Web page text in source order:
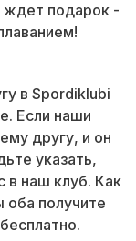
ждет подарок -
в Spordiklubi
Если наши
другу, и он
указать,
в наш клуб. Как
оба получите